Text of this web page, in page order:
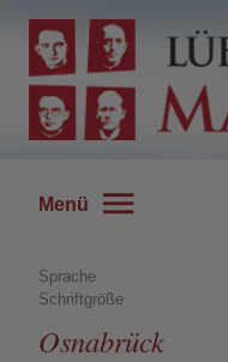
Menü
Sprache
Schriftgröße
Osnabrück